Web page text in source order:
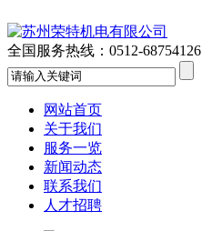
全国服务热线： 0512-68754126
网站首页
关于我们
服务一览
新闻动态
联系我们
人才招聘